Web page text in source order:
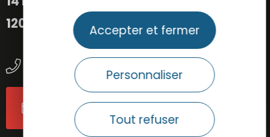
Accepter et fermer
Personnaliser
Tout refuser
12000 Rodez
05 65 73 84 30
Contactez-nous